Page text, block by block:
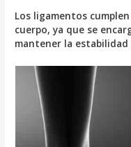
Los ligamentos
cuerpo, ya que se
mantener la